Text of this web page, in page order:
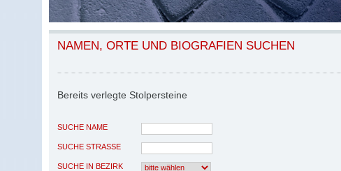
NAMEN, ORTE UND BIOGRAFIEN SUCHEN
Bereits verlegte Stolpersteine
SUCHE NAME
SUCHE STRASSE
SUCHE IN BEZIRK